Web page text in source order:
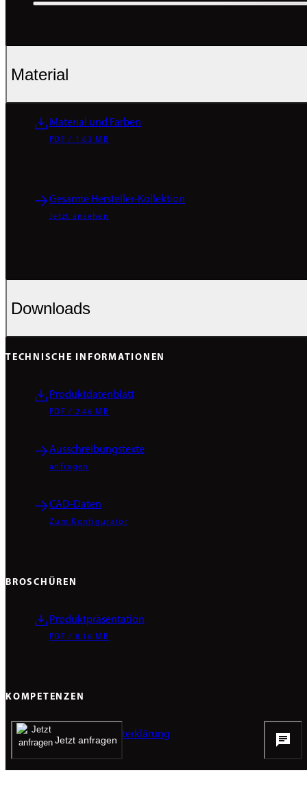
Material
Material und Farben
PDF / 1.63 MB
Gesamte Hersteller-Kollektion
Jetzt ansehen
Downloads
TECHNISCHE INFORMATIONEN
Produktdatenblatt
PDF / 2.46 MB
Ausschreibungstexte
anfragen
CAD-Daten
Zum Konfigurator
BROSCHÜREN
Produktpräsentation
PDF / 8.16 MB
KOMPETENZEN
Produkt-Umwelterklärung
Jetzt anfragen